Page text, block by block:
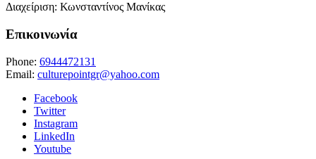
Διαχείριση: Κωνσταντίνος Μανίκας
Επικοινωνία
Phone: 6944472131
Email: culturepointgr@yahoo.com
Facebook
Twitter
Instagram
LinkedIn
Youtube